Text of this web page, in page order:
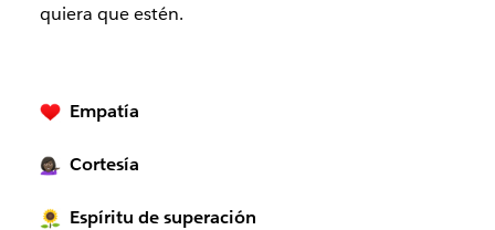
quiera que estén.
Empatía
Cortesía
Espíritu de superación